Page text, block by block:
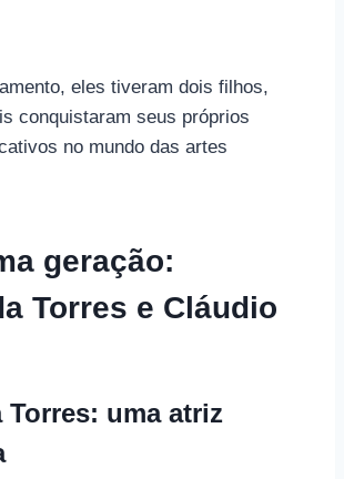
eles tiveram dois filhos,
conquistaram seus próprios
no mundo das artes
geração:
Torres e Cláudio
Torres: uma atriz